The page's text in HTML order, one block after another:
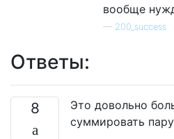
вообще
— 200_success
Ответы:
8
Это довольно
суммировать